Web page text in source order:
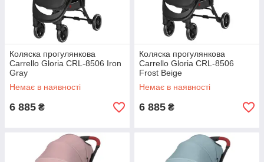
Коляска прогулянкова
Carrello Gloria CRL-8506 Iron
Gray
Немає в наявності
6 885 ₴
Коляска прогулянкова
Carrello Gloria CRL-8506
Frost Beige
Немає в наявності
6 885 ₴